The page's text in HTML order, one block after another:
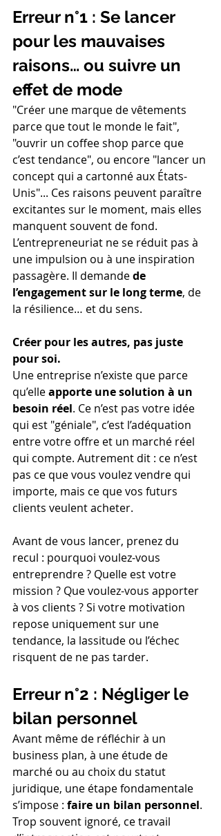
Erreur n°1 : Se lancer
pour les mauvaises
raisons… ou suivre un
effet de mode
"Créer une marque de vêtements
parce que tout le monde le fait",
"ouvrir un coffee shop parce que
c’est tendance", ou encore "lancer un
concept qui a cartonné aux États-
Unis"... Ces raisons peuvent paraître
excitantes sur le moment, mais elles
manquent souvent de fond.
L’entrepreneuriat ne se réduit pas à
une impulsion ou à une inspiration
passagère. Il demande de
l’engagement sur le long terme, de
la résilience… et du sens.
Créer pour les autres, pas juste
pour soi.
Une entreprise n’existe que parce
qu’elle apporte une solution à un
besoin réel. Ce n’est pas votre idée
qui est "géniale", c’est l’adéquation
entre votre offre et un marché réel
qui compte. Autrement dit : ce n’est
pas ce que vous voulez vendre qui
importe, mais ce que vos futurs
clients veulent acheter.
Avant de vous lancer, prenez du
recul : pourquoi voulez-vous
entreprendre ? Quelle est votre
mission ? Que voulez-vous apporter
à vos clients ? Si votre motivation
repose uniquement sur une
tendance, la lassitude ou l’échec
risquent de ne pas tarder.
Erreur n°2 : Négliger le
bilan personnel
Avant même de réfléchir à un
business plan, à une étude de
marché ou au choix du statut
juridique, une étape fondamentale
s’impose : faire un bilan personnel.
Trop souvent ignoré, ce travail